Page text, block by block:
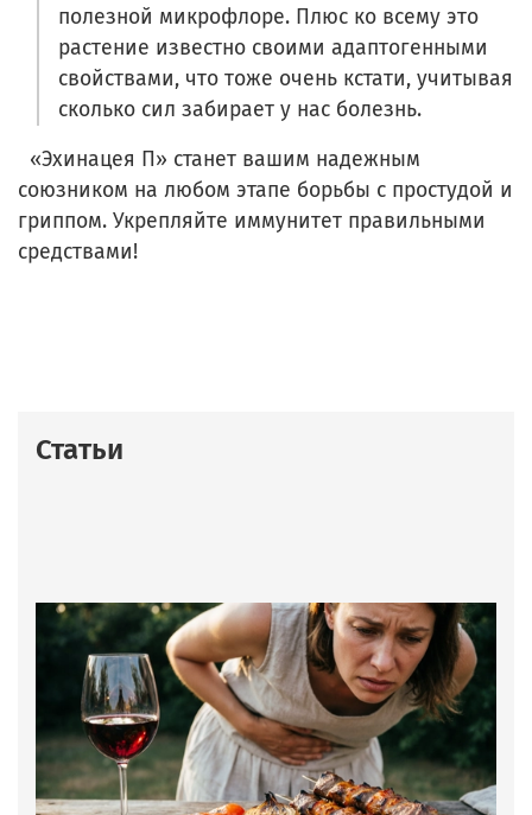
полезной микрофлоре. Плюс ко всему это
растение известно своими адаптогенными
свойствами, что тоже очень кстати, учитывая
сколько сил забирает у нас болезнь.
«Эхинацея П» станет вашим надежным
союзником на любом этапе борьбы с простудой и
гриппом. Укрепляйте иммунитет правильными
средствами!
Статьи